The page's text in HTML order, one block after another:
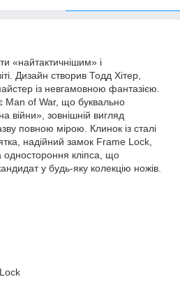
«найтактичнішим» і
Дизайн створив Тодд Хітер,
із невгамовною фантазією.
Man of War, що буквально
війни», зовнішній вигляд
повною мірою. Клинок із сталі
надійний замок Frame Lock,
одностороння кліпса, що
у будь-яку колекцію ножів.